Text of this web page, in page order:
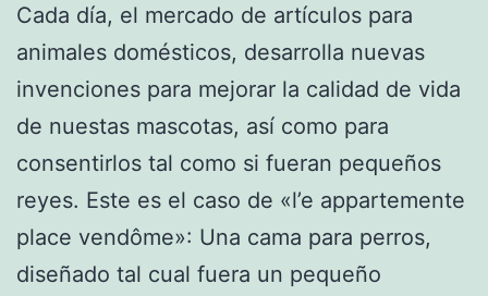
Cada día, el mercado de artículos para
animales domésticos, desarrolla nuevas
invenciones para mejorar la calidad de vida
de nuestas mascotas, así como para
consentirlos tal como si fueran pequeños
reyes. Este es el caso de «l’e appartemente
place vendôme»: Una cama para perros,
diseñado tal cual fuera un pequeño